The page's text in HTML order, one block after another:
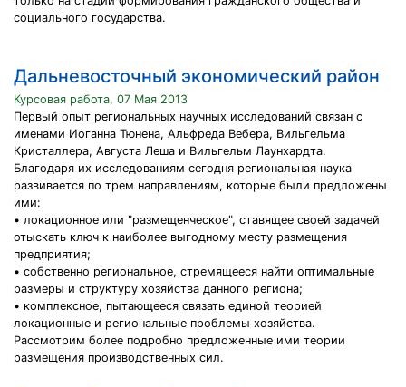
социального государства.
Дальневосточный экономический район
Курсовая работа, 07 Мая 2013
Первый опыт региональных научных исследований связан с
именами Иоганна Тюнена, Альфреда Вебера, Вильгельма
Кристаллера, Августа Леша и Вильгельм Лаунхардта.
Благодаря их исследованиям сегодня региональная наука
развивается по трем направлениям, которые были предложены
ими:
• локационное или "размещенческое", ставящее своей задачей
отыскать ключ к наиболее выгодному месту размещения
предприятия;
• собственно региональное, стремящееся найти оптимальные
размеры и структуру хозяйства данного региона;
• комплексное, пытающееся связать единой теорией
локационные и региональные проблемы хозяйства.
Рассмотрим более подробно предложенные ими теории
размещения производственных сил.